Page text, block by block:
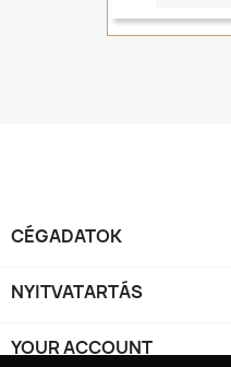
CÉGADATOK
NYITVATARTÁS
YOUR ACCOUNT